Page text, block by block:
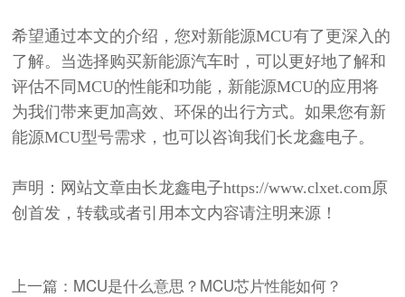
希望通过本文的介绍，您对新能源MCU有了更深入的
了解。当选择购买新能源汽车时，可以更好地了解和
评估不同MCU的性能和功能，新能源MCU的应用将
为我们带来更加高效、环保的出行方式。如果您有新
能源MCU型号需求，也可以咨询我们长龙鑫电子。
声明：网站文章由长龙鑫电子https://www.clxet.com原
创首发，转载或者引用本文内容请注明来源！
上一篇：MCU是什么意思？MCU芯片性能如何？